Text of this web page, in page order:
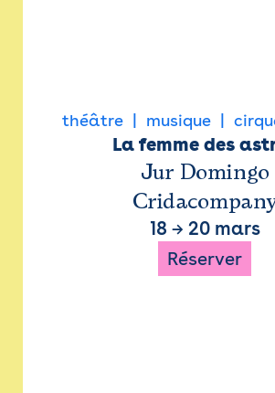
théâtre musique
La femme des
Jur Domingo
18 → 20 mars
Réserver